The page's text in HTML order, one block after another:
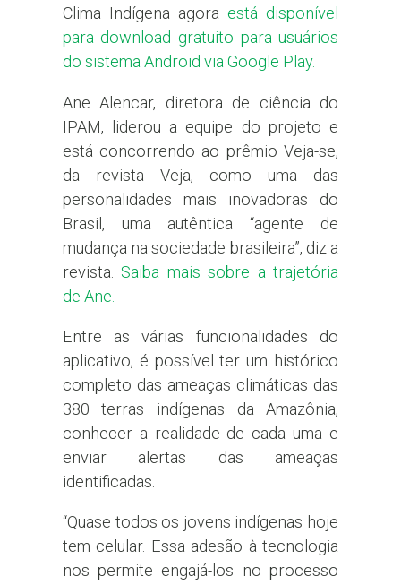
Clima Indígena agoraestá disponível
para download gratuito para usuários
do sistema Android via Google Play.
Ane Alencar, diretora de ciência do
IPAM, liderou a equipe do projeto e
está concorrendo ao prêmio Veja-se,
da revista Veja, como uma das
personalidades mais inovadoras do
Brasil, uma autêntica “agente de
mudança na sociedade brasileira”, diz a
revista. Saiba mais sobre a trajetória
de Ane.
Entre as várias funcionalidades do
aplicativo, é possível ter um histórico
completo das ameaças climáticas das
380 terras indígenas da Amazônia,
conhecer a realidade de cada uma e
enviar alertas das ameaças
identificadas.
“Quase todos os jovens indígenas hoje
tem celular. Essa adesão à tecnologia
nos permite engajá-los no processo